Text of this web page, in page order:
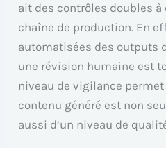
ait des contrôles doubles à
chaîne de production. En
automatisées des outputs
une révision humaine est
niveau de vigilance permet
contenu généré est non
aussi d’un niveau de